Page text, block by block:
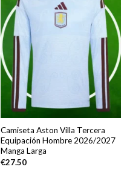
Camiseta Aston Villa Tercera
Equipación Hombre 2026/2027
Manga Larga
€27.50